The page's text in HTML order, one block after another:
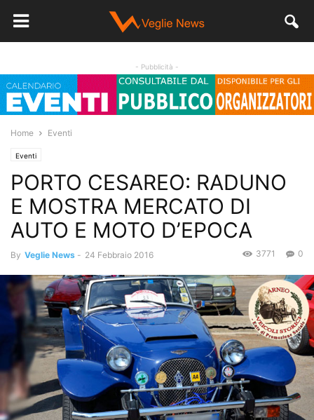
- Pubblicità -
Home Eventi
Eventi
PORTO CESAREO: RADUNO
E MOSTRA MERCATO DI
AUTO E MOTO D’EPOCA
By Veglie News - 24 Febbraio 2016 0
3771